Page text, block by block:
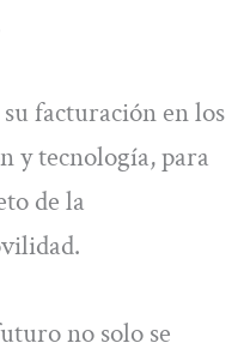
facturación en los
y tecnología, para
de la
no solo se